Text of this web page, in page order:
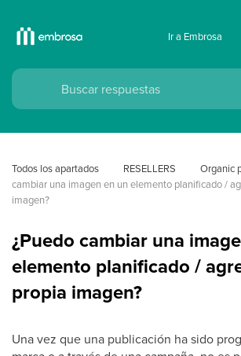
Ir a Embrosa
Todos los apartados RESELLERS Organic
cambiar una imagen en un elemento planificado /
imagen?
¿Puedo cambiar una
elemento planificado /
propia imagen?
Una vez que una publicación ha sido